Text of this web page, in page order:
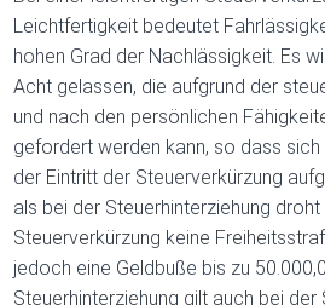
Leichtfertigkeit bedeutet
hohen Grad der Nachlässigkeit. Es
Acht gelassen, die aufgrund der
und nach den persönlichen
gefordert werden kann, so dass
der Eintritt der Steuerverkürzung
als bei der Steuerhinterziehung
Steuerverkürzung keine
jedoch eine Geldbuße bis zu
Steuerhinterziehung gilt auch bei der